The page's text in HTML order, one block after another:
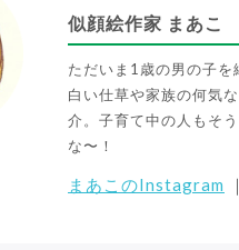
似顔絵作家 まあこ
ただいま1歳の男の子
白い仕草や家族の何気
介。子育て中の人もそ
な〜！
まあこのInstagram